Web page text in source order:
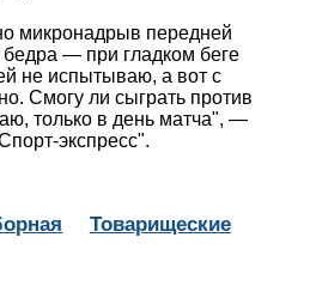
микронадрыв передней
бедра — при гладком беге
не испытываю, а вот с
Смогу ли сыграть против
только в день матча", —
экспресс".
Товарищеские